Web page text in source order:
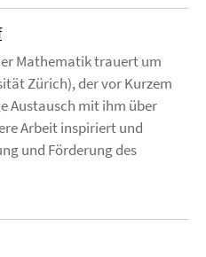
Mathematik trauert um
Zürich), der vor Kurzem
Austausch mit ihm über
Arbeit inspiriert und
und Förderung des